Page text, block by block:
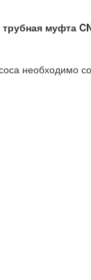
муфта
необходимо